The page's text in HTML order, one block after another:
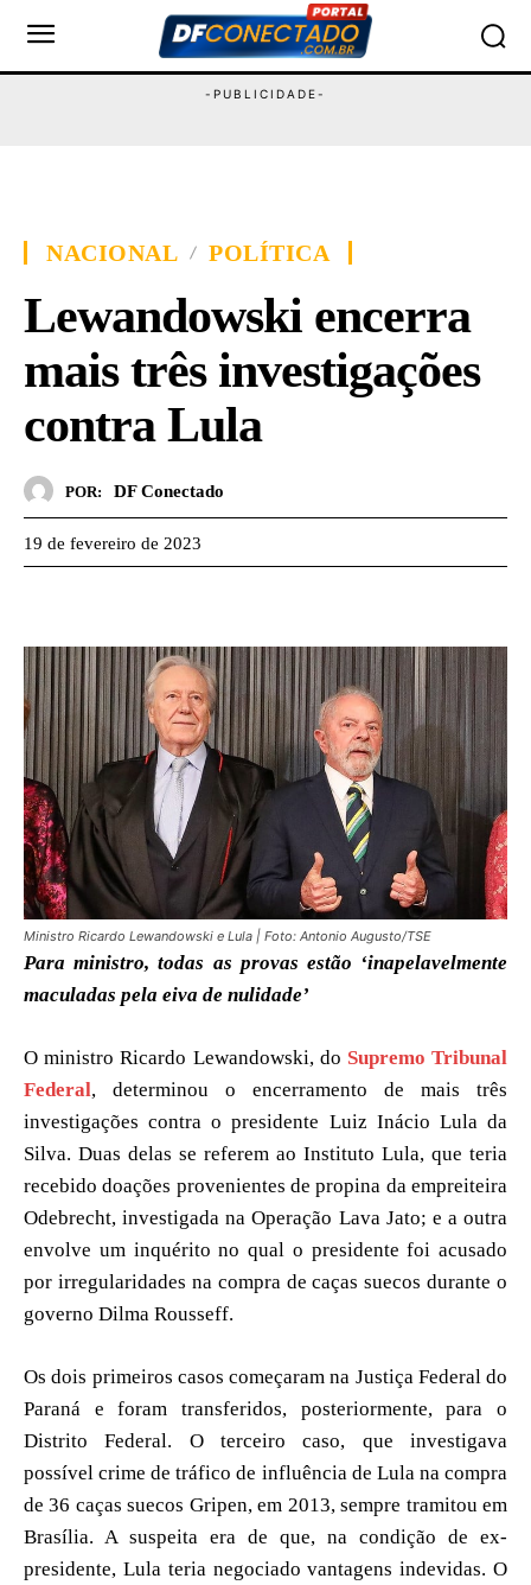
NACIONAL POLÍTICA
Lewandowski encerra
mais três investigações
contra Lula
POR: DF Conectado
19 de fevereiro de 2023
Ministro Ricardo Lewandowski e Lula | Foto: Antonio Augusto/TSE
Para ministro, todas as provas estão ‘inapelavelmente
maculadas pela eiva de nulidade’
O ministro Ricardo Lewandowski, do Supremo Tribunal
Federal, determinou o encerramento de mais três
investigações contra o presidente Luiz Inácio Lula da
Silva. Duas delas se referem ao Instituto Lula, que teria
recebido doações provenientes de propina da empreiteira
Odebrecht, investigada na Operação Lava Jato; e a outra
envolve um inquérito no qual o presidente foi acusado
por irregularidades na compra de caças suecos durante o
governo Dilma Rousseff.
Os dois primeiros casos começaram na Justiça Federal do
Paraná e foram transferidos, posteriormente, para o
Distrito Federal. O terceiro caso, que investigava
possível crime de tráfico de influência de Lula na compra
de 36 caças suecos Gripen, em 2013, sempre tramitou em
Brasília. A suspeita era de que, na condição de ex-
presidente, Lula teria negociado vantagens indevidas. O